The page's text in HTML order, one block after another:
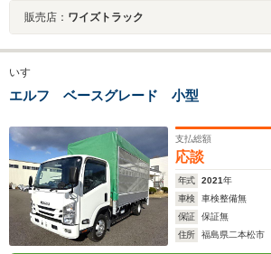
販売店： ワイズトラック
いすゞ
エルフ ベースグレード 小型
支払総額
応談
年式 2021年
車検
車検整備無
保証
保証無
住所
福島県二本松市